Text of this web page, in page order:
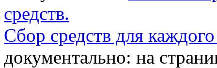
средств.
Сбор средств для
документально: на